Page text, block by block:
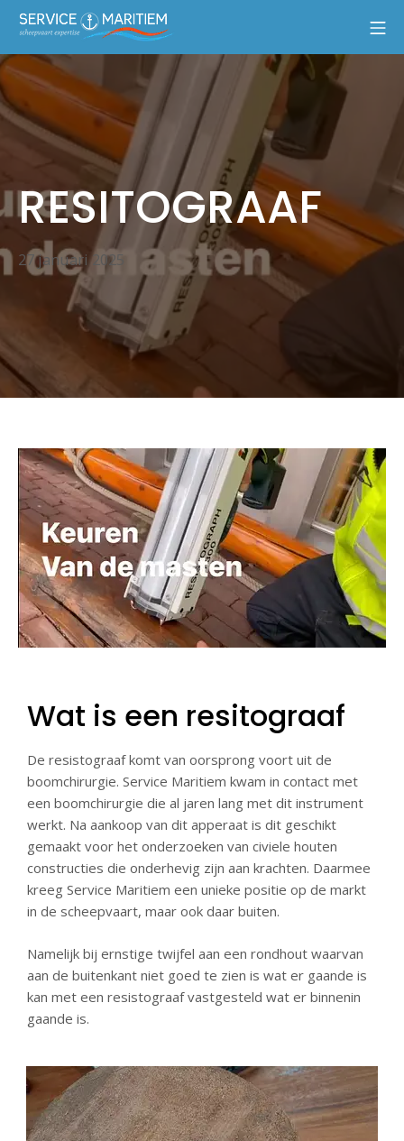
RESITOGRAAF
27 januari 2025
Wat is een resitograaf
De resistograaf komt van oorsprong voort uit de
boomchirurgie. Service Maritiem kwam in contact met
een boomchirurgie die al jaren lang met dit instrument
werkt. Na aankoop van dit apperaat is dit geschikt
gemaakt voor het onderzoeken van civiele houten
constructies die onderhevig zijn aan krachten. Daarmee
kreeg Service Maritiem een unieke positie op de markt
in de scheepvaart, maar ook daar buiten.
Namelijk bij ernstige twijfel aan een rondhout waarvan
aan de buitenkant niet goed te zien is wat er gaande is
kan met een resistograaf vastgesteld wat er binnenin
gaande is.